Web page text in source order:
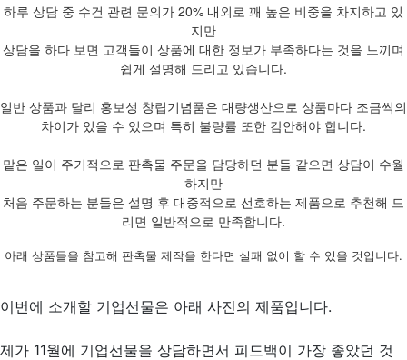
하루 상담 중 수건 관련 문의가 20% 내외로 꽤 높은 비중을 차지하고 있
지만
상담을 하다 보면 고객들이 상품에 대한 정보가 부족하다는 것을 느끼며
쉽게 설명해 드리고 있습니다.
일반 상품과 달리 홍보성 창립기념품은 대량생산으로 상품마다 조금씩의
차이가 있을 수 있으며 특히 불량률 또한 감안해야 합니다.
맡은 일이 주기적으로 판촉물 주문을 담당하던 분들 같으면 상담이 수월
하지만
처음 주문하는 분들은 설명 후 대중적으로 선호하는 제품으로 추천해 드
리면 일반적으로 만족합니다.
아래 상품들을 참고해 판촉물 제작을 한다면 실패 없이 할 수 있을 것입니다.
이번에 소개할 기업선물은 아래 사진의 제품입니다.
제가 11월에 기업선물을 상담하면서 피드백이 가장 좋았던 것